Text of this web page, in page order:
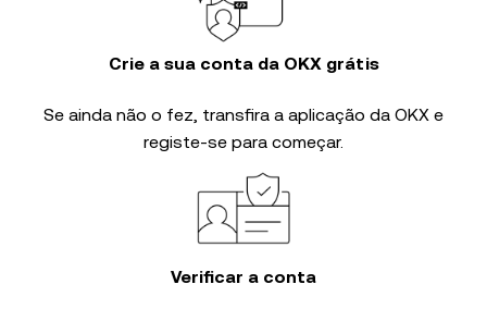
Crie a sua conta da OKX grátis
Se ainda não o fez, transfira a aplicação da OKX e
registe-se para começar.
Verificar a conta